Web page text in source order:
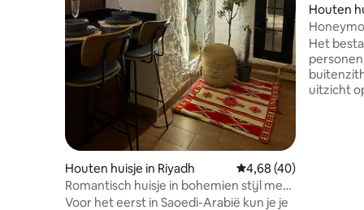
Houten huisje in Riyadh Gemiddelde
4,68 (40)
Romantisch huisje in bohemien stijl met
twee verdiepingen en een grote
Voor het eerst in Saoedi-Arabië kun je je
Houten
Het
uitzicht